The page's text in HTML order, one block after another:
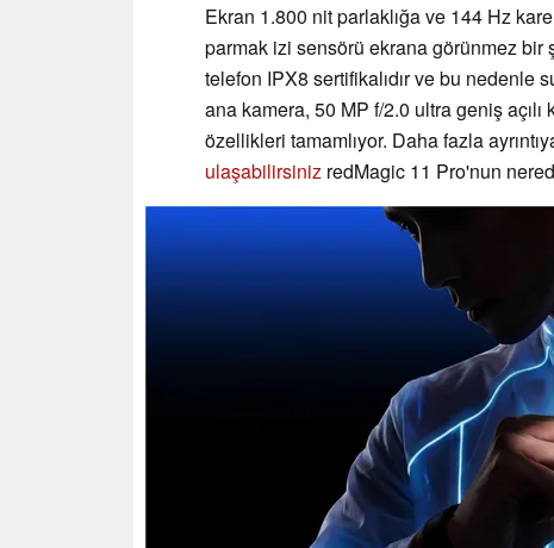
Ekran 1.800 nit parlaklığa ve 144 Hz
parmak izi sensörü ekrana görünmez bir
telefon IPX8 sertifikalıdır ve bu nedenle
ana kamera, 50 MP f/2.0 ultra geniş
özellikleri tamamlıyor. Daha fazla
ulaşabilirsiniz redMagic 11 Pro'nun